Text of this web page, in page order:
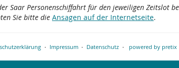
Saar Personenschiffahrt für den jeweiligen Zeitslot
Sie bitte die Ansagen auf der Internetseite.
Impressum Datenschutz powered by pretix